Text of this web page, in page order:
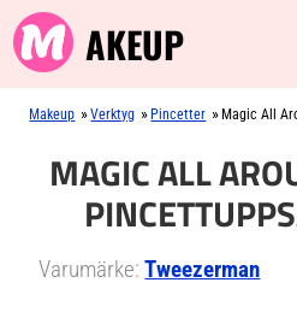
AKEUP
Makeup »Verktyg » Pincetter » Magic All
MAGIC ALL
Varumärke:Tweezerman